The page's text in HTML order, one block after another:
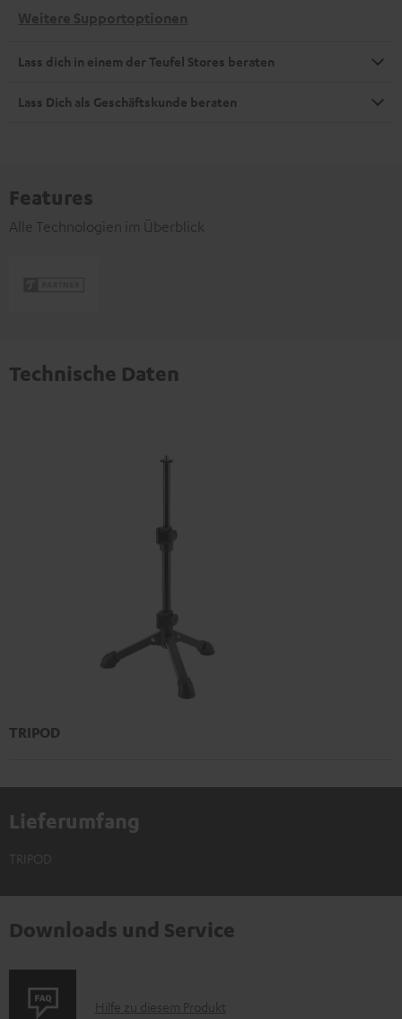
Weitere Supportoptionen
Lass dich in einem der Teufel Stores beraten
Lass Dich als Geschäftskunde beraten
Features
Alle Technologien im Überblick
Technische Daten
TRIPOD
Lieferumfang
TRIPOD
Downloads und Service
P
Hilfe zu diesem Produkt